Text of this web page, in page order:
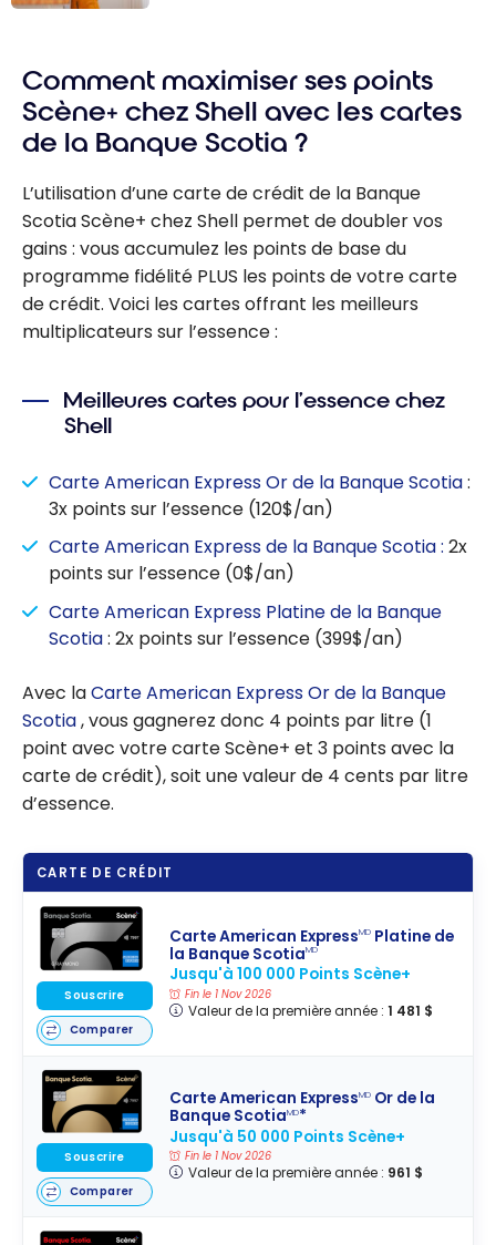
Tangerine
2026 : Jusqu’à
100 $ de remise
nouvelles
catégories
Comment maximiser ses points
Scène+ chez Shell avec les cartes
de la Banque Scotia ?
L’utilisation d’une carte de crédit de la Banque
Scotia Scène+ chez Shell permet de doubler vos
gains : vous accumulez les points de base du
programme fidélité PLUS les points de votre carte
de crédit. Voici les cartes offrant les meilleurs
multiplicateurs sur l’essence :
Meilleures cartes pour l’essence chez
Shell
Carte American Express Or de la Banque Scotia:
3x points sur l’essence (120$/an)
Carte American Express de la Banque Scotia : 2x
points sur l’essence (0$/an)
Carte American Express Platine de la Banque
Scotia: 2x points sur l’essence (399$/an)
Avec laCarte American Express Or de la Banque
Scotia, vous gagnerez donc 4 points par litre (1
point avec votre carte Scène+ et 3 points avec la
carte de crédit), soit une valeur de 4 cents par litre
d’essence.
CARTE DE CRÉDIT
Carte American ExpressMD Platine de
la Banque ScotiaMD
Jusqu'à 100 000 Points Scène+
Fin le 1 Nov 2026
Valeur de la première année : 1 481 $
Souscrire
Comparer
Carte American ExpressMD Or de la
Banque ScotiaMD*
Jusqu'à 50 000 Points Scène+
Fin le 1 Nov 2026
Valeur de la première année : 961 $
Souscrire
Comparer